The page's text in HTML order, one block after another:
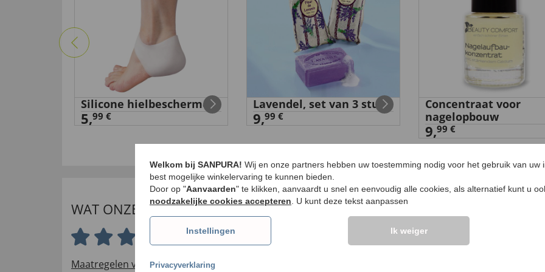
Silicone hielbeschermer
5,99 €
Lavendel, set van 3 stuks
9,99 €
Concentraat voor
nagelopbouw
9,99 €
WAT ONZE INTERNATIONALE KLANTEN ZEGGEN
4.5 van 5 sterren
Maatregelen voor het verifiëren van beoordelingen >>
Vraag stellen
Welkom bij SANPURA! Wij en onze partners hebben uw toestemming nodig voor het gebruik van uw
best mogelijke winkelervaring te kunnen bieden.
Door op "Aanvaarden" te klikken, aanvaardt u snel en eenvoudig alle cookies, als alternatief kunt u
noodzakelijke cookies accepteren . U kunt deze tekst aanpassen
Instellingen Ik weiger
Privacyverklaring